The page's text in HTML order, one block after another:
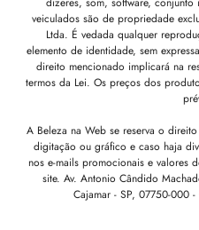
veiculados são de propriedade
Ltda. É vedada qualquer
elemento de identidade, sem
direito mencionado implicará na
termos da Lei. Os preços dos
A Beleza na Web se reserva o
digitação ou gráfico e caso haja
nos e-mails promocionais e valores
site. Av. Antonio Cândido
Cajamar - SP, 07750-000 -